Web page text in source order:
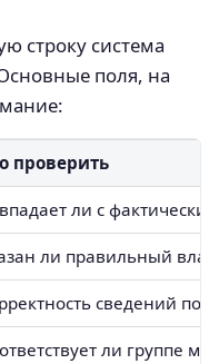
строку система
поля, на
проверить
ли с
ли правильный
сведений по
ли группе